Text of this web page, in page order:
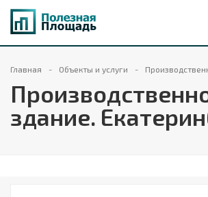
Главная Объекты и услуги
здание.